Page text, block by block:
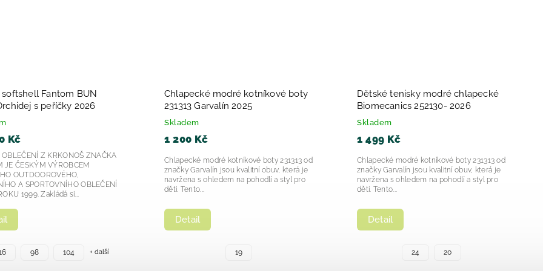
chlapecké sandály
Respectfu 252166-
Kč
a stylové chlapecké
vašeho malého dobrodruha?
je perfektní volbou pro letní
je důležité...
Dívčí dětské sandálky
Biomecanics Cotton 252167-2025
Skladem
1 599 Kč
Detail
Dívčí dětské sandálky Biomecanics Cotton
252167 – pohodlí, kvalita a styl pro malé
nohy Dívčí dětské sandálky Biomecanics
model 252167-A779 Cotton...
26
Chlapecke svítící tenisky Garvalín
Marino 252828-2025
Skladem
1 249 Kč
Detail
Chlapecké svítící tenisky Garvalín Marino
252828 jsou moderní a funkční obuví pro
děti, která spojuje atraktivní design s
praktickými vlastnostmi....
32 31